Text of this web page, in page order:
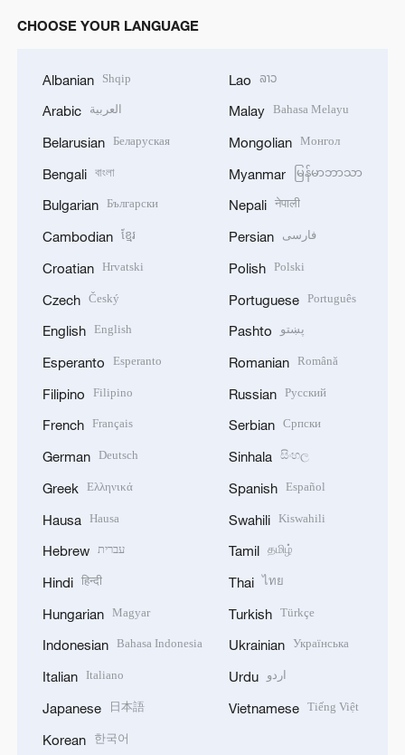
CHOOSE YOUR LANGUAGE
Albanian Shqip
Arabic العربية
Belarusian Беларуская
Bengali বাংলা
Bulgarian Български
Cambodian ខ្មែរ
Croatian Hrvatski
Czech Český
English English
Esperanto Esperanto
Filipino Filipino
French Français
German Deutsch
Greek Ελληνικά
Hausa Hausa
Hebrew עברית
Hindi हिन्दी
Hungarian Magyar
Indonesian Bahasa Indonesia
Italian Italiano
Japanese 日本語
Korean 한국어
Lao ລາວ
Malay Bahasa Melayu
Mongolian Монгол
Myanmar မြန်မာဘာသာ
Nepali नेपाली
Persian فارسی
Polish Polski
Portuguese Português
Pashto پښتو
Romanian Română
Russian Русский
Serbian Српски
Sinhala සිංහල
Spanish Español
Swahili Kiswahili
Tamil தமிழ்
Thai ไทย
Turkish Türkçe
Ukrainian Українська
Urdu اردو
Vietnamese Tiếng Việt